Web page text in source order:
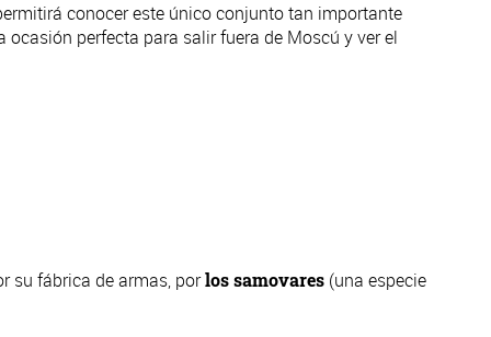
conocer este único conjunto tan importante
perfecta para salir fuera de Moscú y ver el
su fábrica de armas, porlos samovares (una especie